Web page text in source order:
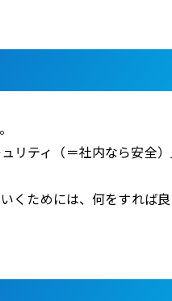
リティ（＝社内なら安全
くためには、何をすれば